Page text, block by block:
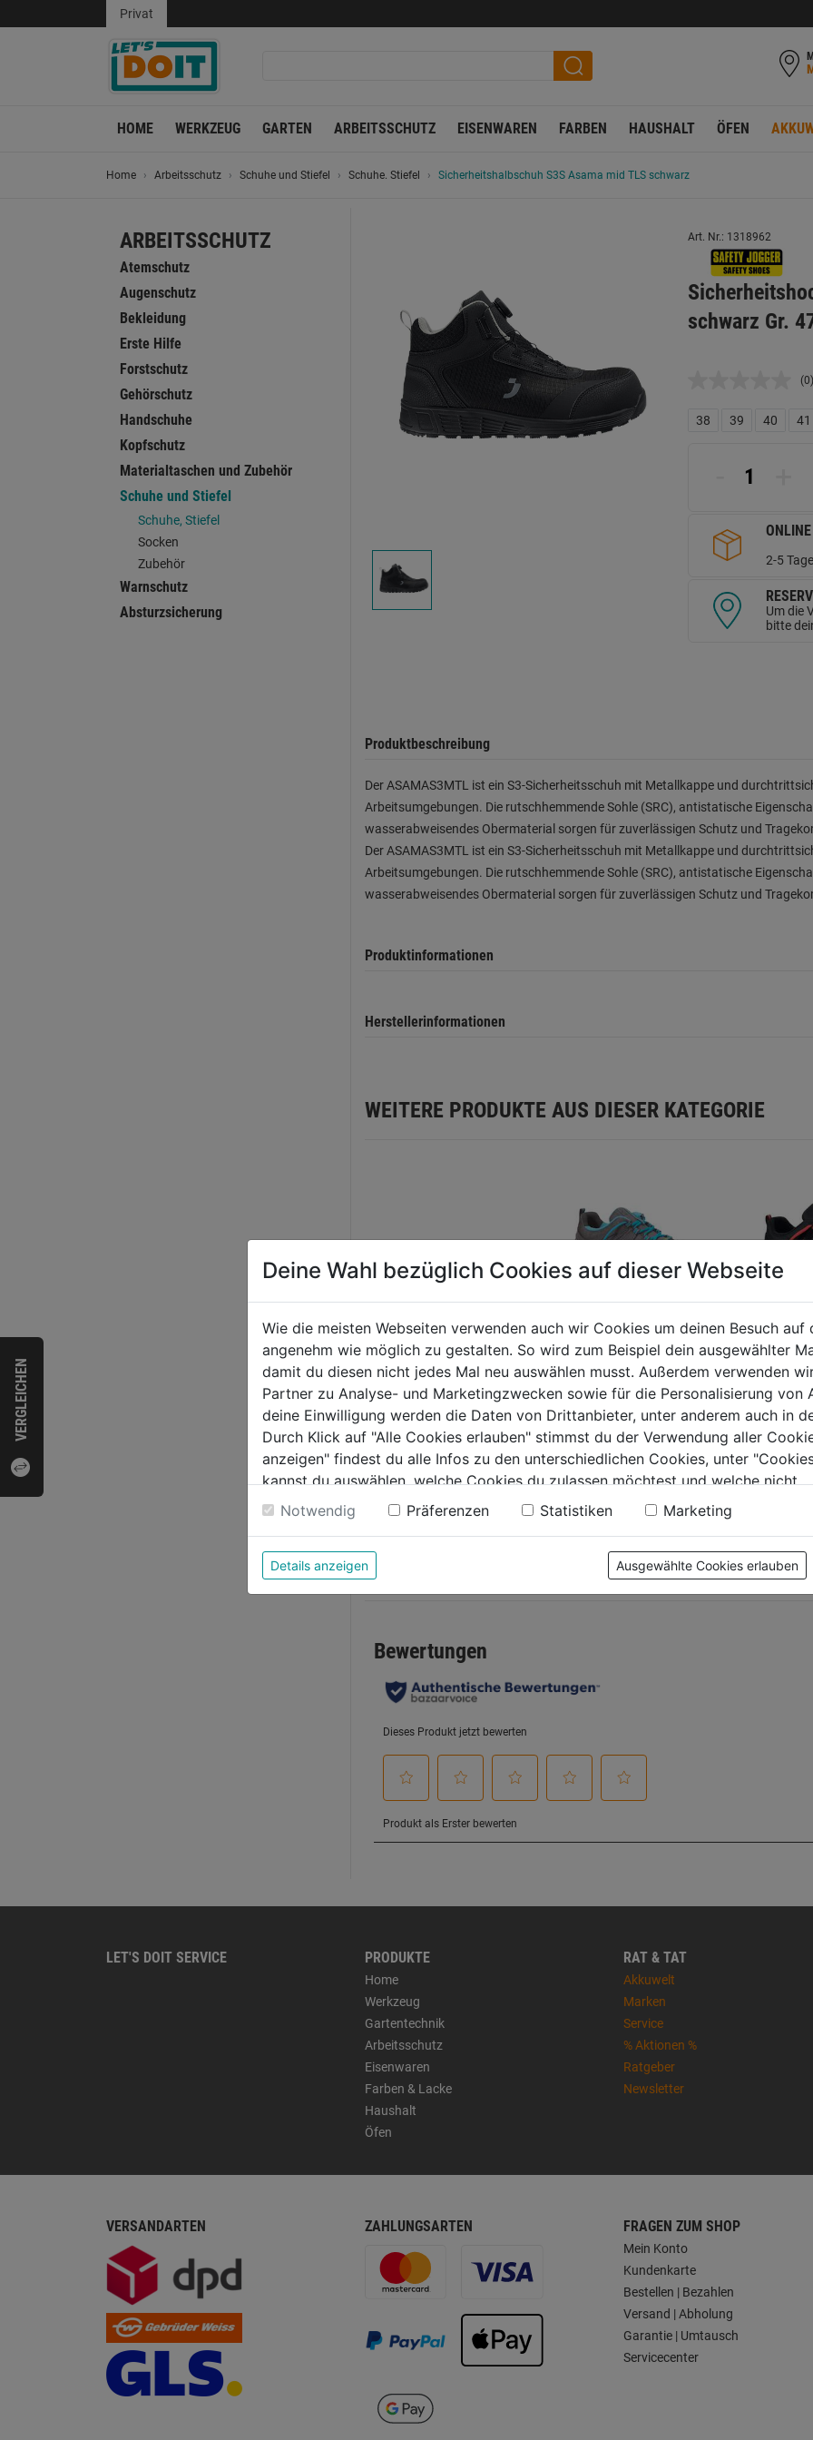
VERGLEICHEN
Privat
HOME WERKZEUG GARTEN ARBEITSSCHUTZ EISENWAREN FARBEN HAUSHALT ÖFEN
Home Arbeitsschutz Schuhe und Stiefel Schuhe. Stiefel Sicherheitshalbschuh S3S Asama mid TLS schwarz
ARBEITSSCHUTZ
Atemschutz
Augenschutz
Bekleidung
Erste Hilfe
Forstschutz
Gehörschutz
Handschuhe
Kopfschutz
Materialtaschen und Zubehör
Schuhe und Stiefel
Schuhe, Stiefel
Socken
Zubehör
Warnschutz
Absturzsicherung
Art. Nr.: 1318962
schwarz Gr.
auf
(0)
38 39 40 41
2-5
Um die
bitte
Produktbeschreibung
Der ASAMAS3MTL ist ein S3-Sicherheitsschuh mit Metallkappe und
Arbeitsumgebungen. Die rutschhemmende Sohle (SRC), antistatische
wasserabweisendes Obermaterial sorgen für zuverlässigen Schutz und
Der ASAMAS3MTL ist ein S3-Sicherheitsschuh mit Metallkappe und
Arbeitsumgebungen. Die rutschhemmende Sohle (SRC), antistatische
wasserabweisendes Obermaterial sorgen für zuverlässigen Schutz und
Produktinformationen
Herstellerinformationen
WEITERE PRODUKTE AUS DIESER KATEGORIE
Sicherheitshalbschuh
Livas schwarz/rot Low
0.0 (0)
0.0
von
Sternen.
109,99€
Sicherheitshalbschuh
S1P Maddie SRC ESD
grau
0.0 (0)
0.0
von
Sternen.
114,99€
S3
0.0
von
119,99€
LET'S DOIT SERVICE PRODUKTE
Home
Werkzeug
Gartentechnik
Arbeitsschutz
Eisenwaren
Farben & Lacke
Haushalt
Öfen
RAT & TAT
Akkuwelt
Marken
Service
% Aktionen %
Ratgeber
Newsletter
VERSANDARTEN ZAHLUNGSARTEN FRAGEN ZUM SHOP
Mein Konto
Kundenkarte
Bestellen | Bezahlen
Versand | Abholung
Garantie | Umtausch
Servicecenter
Deine Wahl bezüglich Cookies auf dieser Webseite
Wie die meisten Webseiten verwenden auch wir Cookies um deinen Besuch auf
angenehm wie möglich zu gestalten. So wird zum Beispiel dein ausgewählter
damit du diesen nicht jedes Mal neu auswählen musst. Außerdem verwenden
Partner zu Analyse- und Marketingzwecken sowie für die Personalisierung von
deine Einwilligung werden die Daten von Drittanbieter, unter anderem auch in
Durch Klick auf "Alle Cookies erlauben" stimmst du der Verwendung aller
anzeigen" findest du alle Infos zu den unterschiedlichen Cookies, unter
kannst du auswählen, welche Cookies du zulassen möchtest und welche nicht.
Weitere Informationen findest du in unserer Datenschutzerklärung
Notwendig Präferenzen Statistiken Marketing
Details anzeigen Ausgewählte Cookies erlauben